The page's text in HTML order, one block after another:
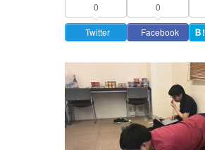
0
Twitter
0
Facebook Ｂ!